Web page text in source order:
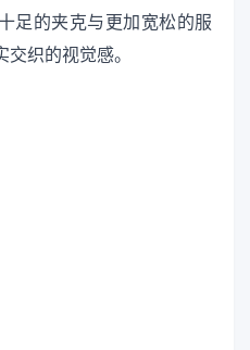
足的夹克与更加宽松的服
织的视觉感。